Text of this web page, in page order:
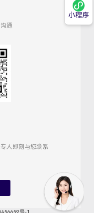
通
人即刻与您联系
号-1
小程序